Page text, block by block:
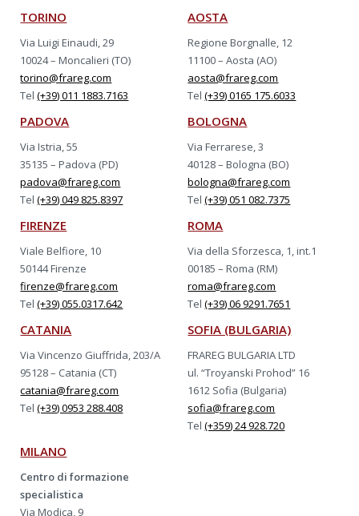
TORINO
Via Luigi Einaudi, 29
10024 – Moncalieri (TO)
torino@frareg.com
Tel(+39) 011 1883.7163
AOSTA
Regione Borgnalle, 12
11100 – Aosta (AO)
aosta@frareg.com
Tel(+39) 0165 175.6033
PADOVA
Via Istria, 55
35135 – Padova (PD)
padova@frareg.com
Tel(+39) 049 825.8397
BOLOGNA
Via Ferrarese, 3
40128 – Bologna (BO)
bologna@frareg.com
Tel(+39) 051 082.7375
FIRENZE
Viale Belfiore, 10
50144 Firenze
firenze@frareg.com
Tel(+39) 055.0317.642
ROMA
Via della Sforzesca, 1, int.1
00185 – Roma (RM)
roma@frareg.com
Tel(+39) 06 9291.7651
CATANIA
Via Vincenzo Giuffrida, 203/A
95128 – Catania (CT)
catania@frareg.com
Tel(+39) 0953 288.408
SOFIA (BULGARIA)
FRAREG BULGARIA LTD
ul. “Troyanski Prohod” 16
1612 Sofia (Bulgaria)
sofia@frareg.com
Tel(+359) 24 928.720
MILANO
Centro di formazione
specialistica
Via Modica, 9